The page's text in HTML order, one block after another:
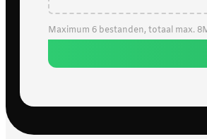
Maximum 6 bestanden, totaal max.